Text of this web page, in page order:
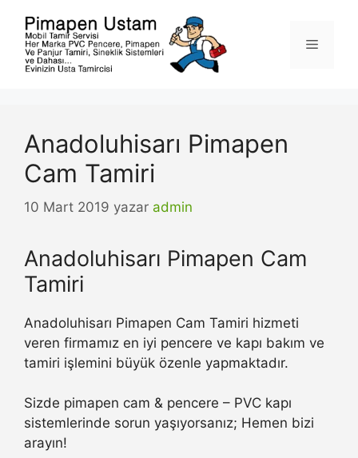
Menü
Anadoluhisarı Pimapen
Cam Tamiri
10 Mart 2019 yazar admin
Anadoluhisarı Pimapen Cam
Tamiri
Anadoluhisarı Pimapen Cam Tamiri hizmeti
veren firmamız en iyi pencere ve kapı bakım ve
tamiri işlemini büyük özenle yapmaktadır.
Sizde pimapen cam & pencere – PVC kapı
sistemlerinde sorun yaşıyorsanız; Hemen bizi
arayın!